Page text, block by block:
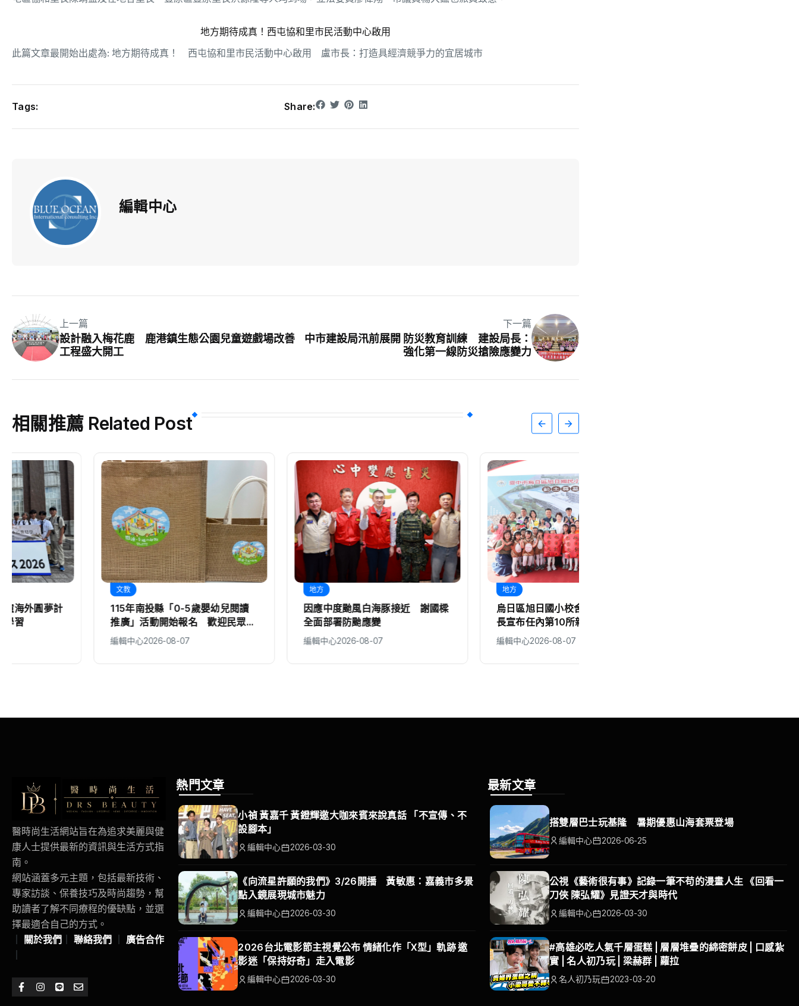
地方期待成真！西屯協和里市民活動中心啟用
此篇文章最開始出處為: 地方期待成真！ 西屯協和里市民活動中心啟用 盧市長：打造具經濟競爭力的宜居城市
Tags: Share:
編輯中心
上一篇
設計融入梅花鹿 鹿港鎮生態公園兒童遊戲場改善
工程盛大開工
下一篇
中市建設局汛前展開 防災教育訓練 建設局長：
強化第一線防災搶險應變力
相關推薦 Related Post
115年南投縣「0-5歲嬰幼兒閱讀
推廣」活動開始報名 歡迎民眾踴
因應中度颱風白海豚接近 謝國樑
全面部署防颱應變
烏日區旭日國小校舍今動工 盧市
長宣布任內第10所新校開工、持續
醫時尚生活網站旨在為追求美麗與健
康人士提供最新的資訊與生活方式指
南。
網站涵蓋多元主題，包括最新技術、
專家訪談、保養技巧及時尚趨勢，幫
助讀者了解不同療程的優缺點，並選
擇最適合自己的方式。
關於我們 聯絡我們
廣告合作
熱門文章
小禎 黃嘉千 黃鐙輝邀大咖來賓來說真話 「不宣傳、不
設腳本」
編輯中心 2026-03-30
《向流星許願的我們》3/26開播 黃敏惠：嘉義市多景
點入鏡展現城市魅力
編輯中心 2026-03-30
2026台北電影節主視覺公布 情緒化作「X型」軌跡 邀
影迷「保持好奇」走入電影
編輯中心 2026-03-30
最新文章
搭雙層巴士玩基隆 暑期優惠山海套票登場
編輯中心 2026-06-25
公視《藝術很有事》記錄一筆不苟的漫畫人生 《回看一
刀俠 陳弘耀》見證天才與時代
編輯中心 2026-03-30
#高雄必吃人氣千層蛋糕 | 層層堆疊的綿密餅皮 | 口感紮
實 | 名人初乃玩 | 梁赫群 | 蘿拉
名人初乃玩 2023-03-20